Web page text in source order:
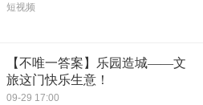
短视频
【不唯一答案】乐园造城——文
旅这门快乐生意！
09-29 17:00